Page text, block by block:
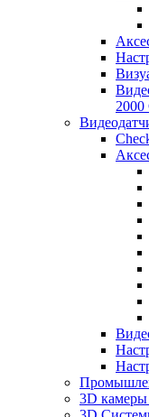
2000
3D камеры